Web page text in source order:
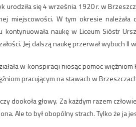
urodziła się 4 września 1920 r. w
miejscowości. W tym okresie
kontynuowała naukę w Liceum Sióstr
Jej dalszą naukę przerwał wybuch II
w konspiracji niosąc pomoc
pracującym na stawach w
dookoła głowy. Za każdym razem
Ale to był obopólny strach. Tylko że ja